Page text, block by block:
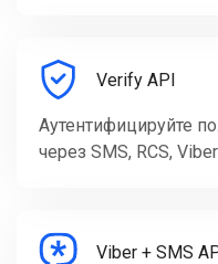
Verify API
Аутентифицируйте
через SMS, RCS,
Viber + SMS